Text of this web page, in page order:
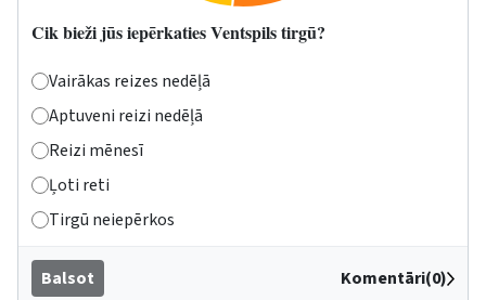
Cik bieži jūs iepērkaties Ventspils tirgū?
Vairākas reizes nedēļā
Aptuveni reizi nedēļā
Reizi mēnesī
Ļoti reti
Tirgū neiepērkos
Balsot Komentāri(0)